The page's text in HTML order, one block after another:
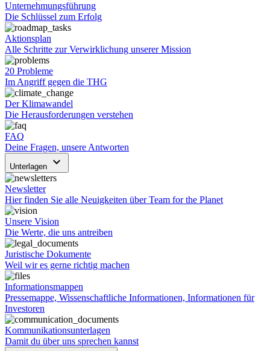
Unternehmungsführung
Die Schlüssel zum Erfolg
Aktionsplan
Alle Schritte zur Verwirklichung unserer Mission
20 Probleme
Im Angriff gegen die THG
Der Klimawandel
Die Herausforderungen verstehen
FAQ
Deine Fragen, unsere Antworten
Unterlagen keyboard_arrow_down
Newsletter
Hier finden Sie alle Neuigkeiten über Team for the Planet
Unsere Vision
Die Werte, die uns antreiben
Juristische Dokumente
Weil wir es gerne richtig machen
Informationsmappen
Pressemappe, Wissenschaftliche Informationen, Informationen für
Investoren
Kommunikationsunterlagen
Damit du über uns sprechen kannst